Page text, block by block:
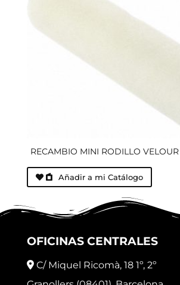
RECAMBIO MINI RODILLO VELOUR
Añadir a mi Catálogo
OFICINAS CENTRALES
C/ Miquel Ricomà, 18 1º, 2º